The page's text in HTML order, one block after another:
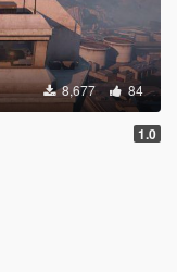
8,677 84
1.0